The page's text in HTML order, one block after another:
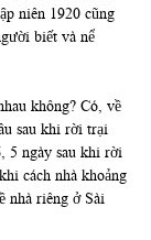
niên 1920 cũng
biết và nể
không? Có, về
sau khi rời trại
5 ngày sau khi rời
cách nhà khoảng
nhà riêng ở Sài